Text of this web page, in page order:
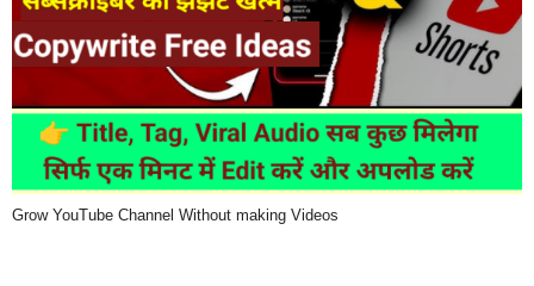
Grow YouTube Channel Without making Videos